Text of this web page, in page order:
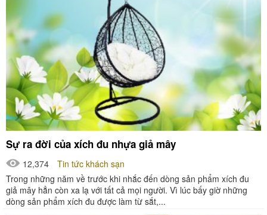
Sự ra đời của xích đu nhựa giả mây
12,374
Tin tức khách sạn
Trong những năm về trước khi nhắc đến dòng sản phẩm xích đu
giả mây hẳn còn xa lạ với tất cả mọi người. Vì lúc bấy giờ những
dòng sản phẩm xích đu được làm từ sắt,...